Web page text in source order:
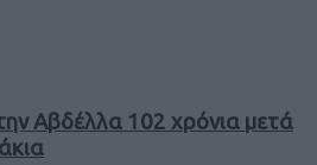
Αβδέλλα 102 χρόνια μετά